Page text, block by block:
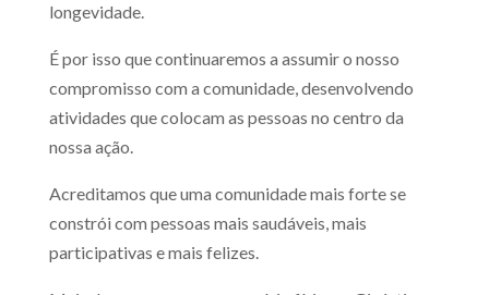
longevidade.
É por isso que continuaremos a assumir o nosso
compromisso com a comunidade, desenvolvendo
atividades que colocam as pessoas no centro da
nossa ação.
Acreditamos que uma comunidade mais forte se
constrói com pessoas mais saudáveis, mais
participativas e mais felizes.